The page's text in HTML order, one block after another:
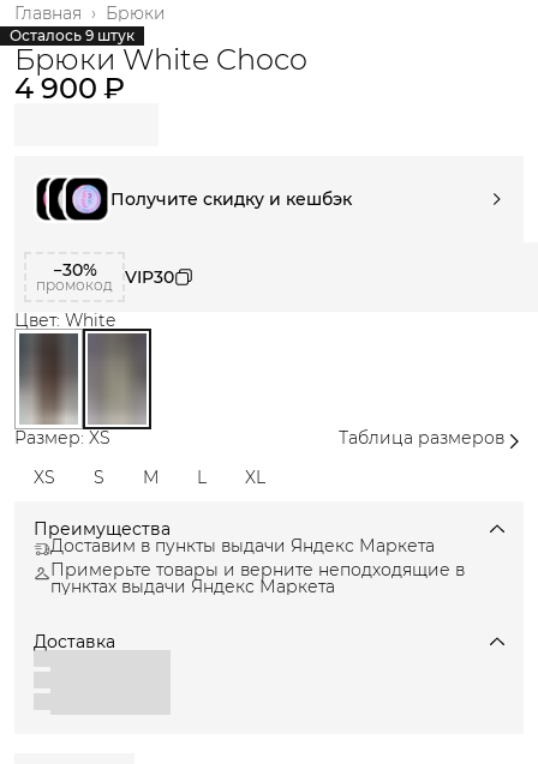
Брюки
Главная ›
Осталось 9 штук
Брюки White Choco
4 900 ₽
Получите скидку и кешбэк
−30%
промокод
VIP30
Цвет: White
Размер: XS
Таблица размеров
XS
S M L XL
Преимущества
Доставим в пункты выдачи Яндекс Маркета
Примерьте товары и верните неподходящие в
пунктах выдачи Яндекс Маркета
Доставка